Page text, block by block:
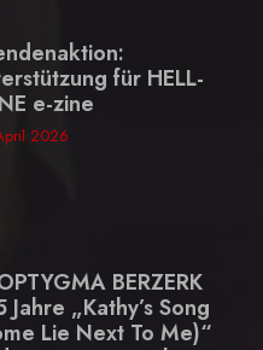
für HELL-
e-zine
2026
BERZERK
Jahre „Kathy’s Song
Lie Next To Me)“